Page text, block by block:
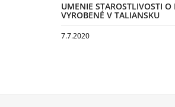
UMENIE STAROSTLIVOSTI O
VYROBENÉ V TALIANSKU
7.7.2020